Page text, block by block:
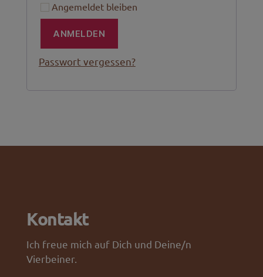
Angemeldet bleiben
ANMELDEN
Passwort vergessen?
Kontakt
Ich freue mich auf Dich und Deine/n
Vierbeiner.